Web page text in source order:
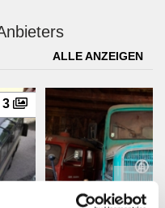
ALLE ANZEIGEN
3